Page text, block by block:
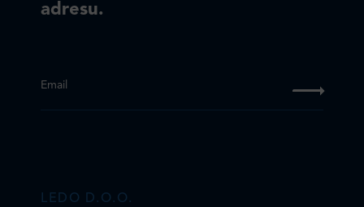
adresu.
Email
LEDO D.O.O.